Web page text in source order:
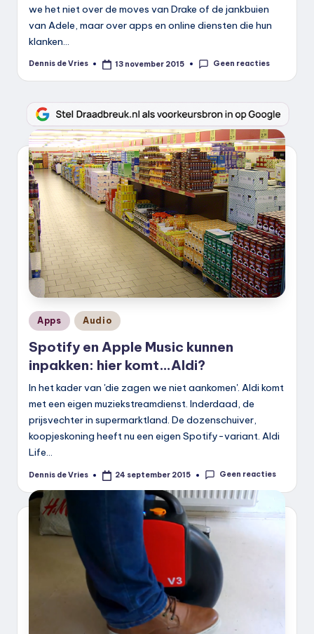
we het niet over de moves van Drake of de jankbuien
van Adele, maar over apps en online diensten die hun
klanken…
Geplaatst
Dennis de Vries 13 november 2015 Geen reacties
Geplaatst
in
Apps Audio
Spotify en Apple Music kunnen
inpakken: hier komt…Aldi?
In het kader van 'die zagen we niet aankomen'. Aldi komt
met een eigen muziekstreamdienst. Inderdaad, de
prijsvechter in supermarktland. De dozenschuiver,
koopjeskoning heeft nu een eigen Spotify-variant. Aldi
Life…
Geplaatst
Dennis de Vries 24 september 2015 Geen reacties